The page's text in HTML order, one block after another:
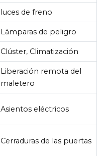
luces de freno
Lámparas de peligro
Clúster, Climatización
Liberación remota del
maletero
Asientos eléctricos
Cerraduras de las puertas